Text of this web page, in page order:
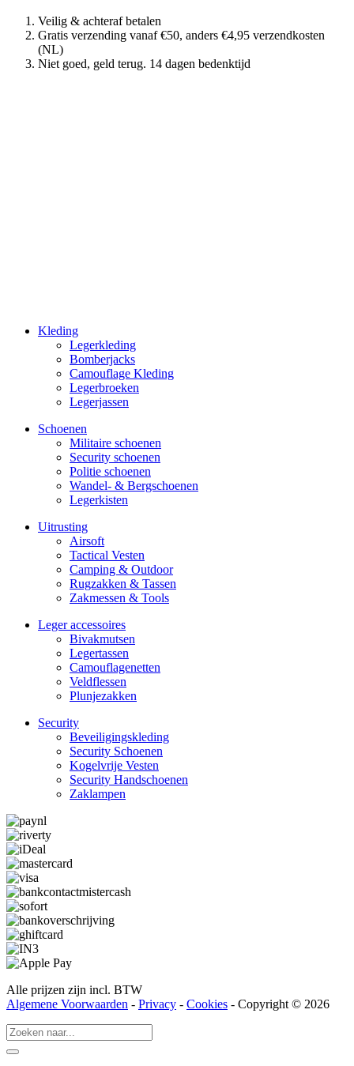
Veilig & achteraf betalen
Gratis verzending vanaf €50, anders €4,95 verzendkosten
(NL)
Niet goed, geld terug. 14 dagen bedenktijd
Kleding
Legerkleding
Bomberjacks
Camouflage Kleding
Legerbroeken
Legerjassen
Schoenen
Militaire schoe­nen
Security schoenen
Politie schoenen
Wandel- & Berg­­schoenen
Legerkisten
Uitrusting
Airsoft
Tactical Ves­ten
Camping & Outdoor
Rugzakken & Tassen
Zakmessen & Tools
Leger accessoires
Bivakmutsen
Legertassen
Camouflage­­netten
Veldflessen
Plunjezakken
Security
Beveiligings­­kleding
Security Schoenen
Kogelvrije Vesten
Security Hand­­schoenen
Zaklampen
Alle prijzen zijn incl. BTW
Algemene Voorwaarden - Privacy - Cookies - Copyright © 2026